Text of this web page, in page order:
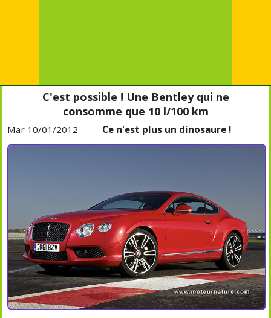
C'est possible ! Une Bentley qui ne
consomme que 10 l/100 km
Mar 10/01/2012 — Ce n'est plus un dinosaure !